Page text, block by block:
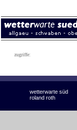
zugriffe:
wetterwarte süd
roland roth